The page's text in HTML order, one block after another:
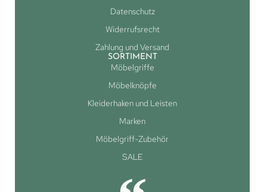
Datenschutz
Widerrufsrecht
Zahlung und Versand
SORTIMENT
Möbelgriffe
Möbelknöpfe
Kleiderhaken und Leisten
Marken
Möbelgriff-Zubehör
SALE